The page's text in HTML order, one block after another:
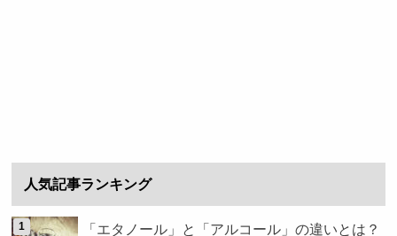
人気記事ランキング
「エタノール」と「アルコール」の違いとは？